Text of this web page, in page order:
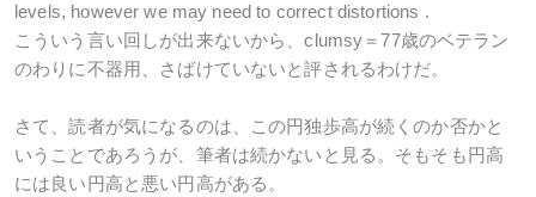
levels, however we may need to correct distortions .
こういう言い回しが出来ないから、clumsy＝77歳のベテラン
のわりに不器用、さばけていないと評されるわけだ。
さて、読者が気になるのは、この円独歩高が続くのか否かと
いうことであろうが、筆者は続かないと見る。そもそも円高
には良い円高と悪い円高がある。